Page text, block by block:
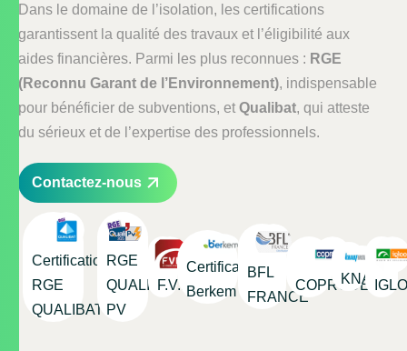
Dans le domaine de l’isolation, les certifications
garantissent la qualité des travaux et l’éligibilité aux
aides financières. Parmi les plus reconnues : RGE
(Reconnu Garant de l’Environnement), indispensable
pour bénéficier de subventions, et Qualibat, qui atteste
du sérieux et de l’expertise des professionnels.
Contactez-nous
Certification
RGE
QUALIBAT
RGE
QUALI
PV
F.V.D
Certification
Berkem
BFL
FRANCE
COPRODEX
KNAUF